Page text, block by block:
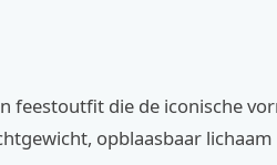
feestoutfit die de iconische
opblaasbaar